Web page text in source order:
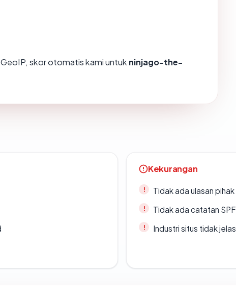
skor otomatis kami untuk ninjago-the-
Kekurangan
Tidak ada ulasan
Tidak ada catatan
Industri situs tidak